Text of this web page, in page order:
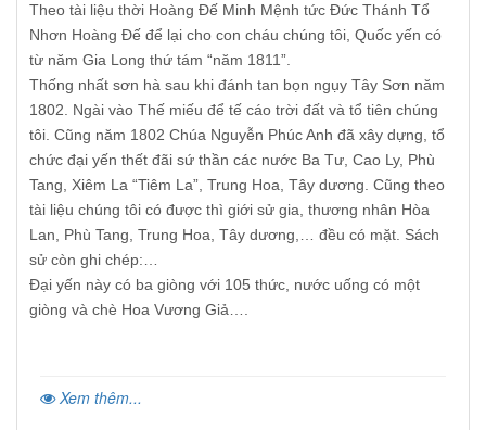
Theo tài liệu thời Hoàng Đế Minh Mệnh tức Đức Thánh Tổ
Nhơn Hoàng Đế để lại cho con cháu chúng tôi, Quốc yến có
từ năm Gia Long thứ tám “năm 1811”.
Thống nhất sơn hà sau khi đánh tan bọn ngụy Tây Sơn năm
1802. Ngài vào Thế miếu để tế cáo trời đất và tổ tiên chúng
tôi. Cũng năm 1802 Chúa Nguyễn Phúc Anh đã xây dựng, tổ
chức đại yến thết đãi sứ thần các nước Ba Tư, Cao Ly, Phù
Tang, Xiêm La “Tiêm La”, Trung Hoa, Tây dương. Cũng theo
tài liệu chúng tôi có được thì giới sử gia, thương nhân Hòa
Lan, Phù Tang, Trung Hoa, Tây dương,… đều có mặt. Sách
sử còn ghi chép:…
Đại yến này có ba giòng với 105 thức, nước uống có một
giòng và chè Hoa Vương Giả….
Xem thêm...